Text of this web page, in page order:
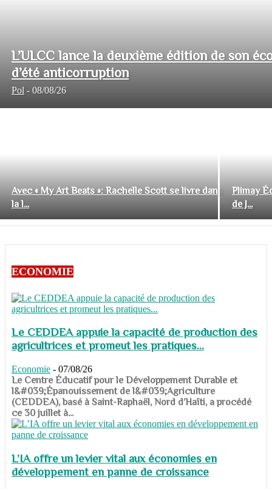
L’ULCC lance la deuxième édition de son
d’été anticorruption
Pol - 08/08/26
Avec « My Art Beats »: Rachelle Scott se livre dans
la l...
Plimay
de J...
ECONOMIE
Le CEDDEA appuie la capacité de production des
agricultrices et promeut les pratiques...
Economie - 07/08/26
​​​​​​​Le Centre Éducatif pour le Développement Durable et
l&#039;Épanouissement de l&#039;Agriculture
(CEDDEA), basé à Saint-Raphaël, Nord d’Haïti, a procédé
ce 30 juillet à...
L’IA offre un levier vital aux économies en
développement en panne de croissance